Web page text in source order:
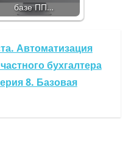
базе ПП…
Автоматизация
бухгалтера
8. Базовая